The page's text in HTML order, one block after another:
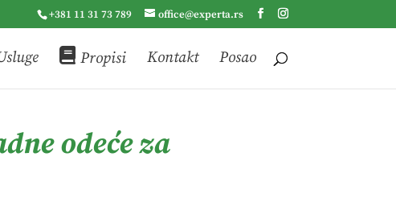
+381 11 31 73 789 office@experta.rs
Propisi Kontakt Posao
odeće za